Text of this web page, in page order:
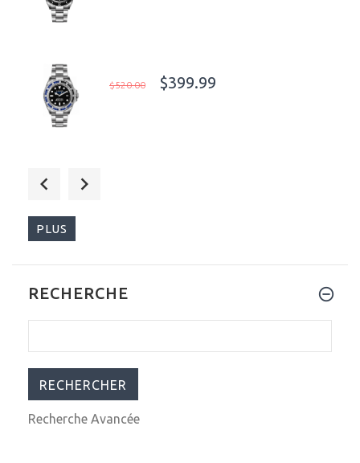
$520.00 $399.99
$25,000.00
PLUS
RECHERCHE
Recherche Avancée